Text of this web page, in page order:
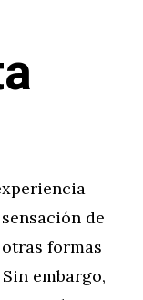
de
formas
embargo,